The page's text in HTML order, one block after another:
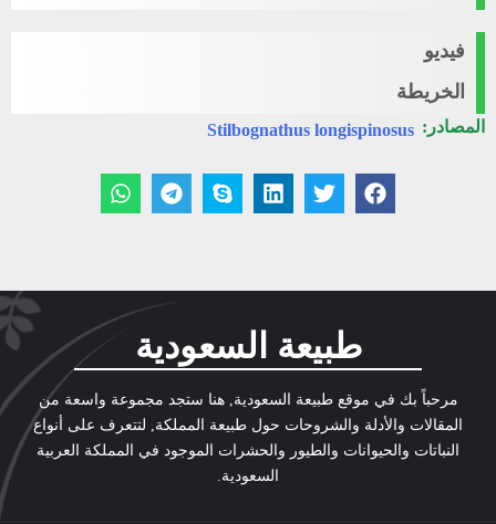
فيديو
الخريطة
المصادر: Stilbognathus longispinosus
طبيعة السعودية
مرحباً بك في موقع طبيعة السعودية, هنا ستجد مجموعة واسعة من
المقالات والأدلة والشروحات حول طبيعة المملكة, لتتعرف على أنواع
النباتات والحيوانات والطيور والحشرات الموجود في المملكة العربية
السعودية.